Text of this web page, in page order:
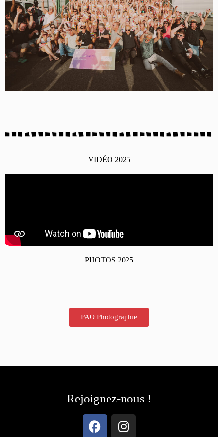
VIDÉO 2025
PHOTOS 2025
PAO Photographie
Rejoignez-nous !